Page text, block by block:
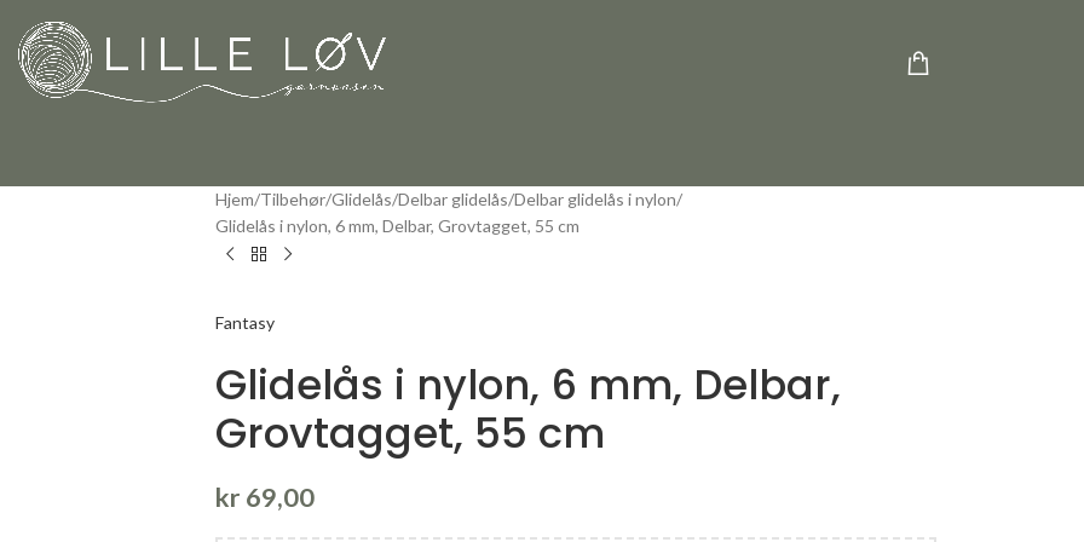
Hjem Tilbehør Glidelås Delbar glidelås Delbar glidelås i nylon
Glidelås i nylon, 6 mm, Delbar, Grovtagget, 55 cm
Fantasy
Glidelås i nylon, 6 mm, Delbar,
Grovtagget, 55 cm
kr 69,00